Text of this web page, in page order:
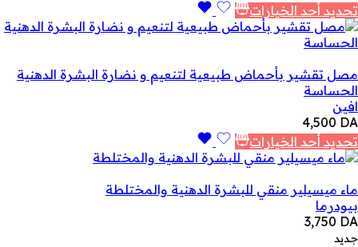
تحديد أحد الخيارات
مصل تقشير بأحماض طبيعية لتنعيم و نضارة البشرة الدهنية
الحساسة
افين
4,500 DA
تحديد أحد الخيارات
ماء ميسيلير منقي للبشرة الدهنية والمختلطة
بيودرما
3,750 DA
جديد